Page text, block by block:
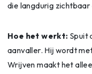
die langdurig
Hoe het werkt: Spuit
aanvaller. Hij wordt
Wrijven maakt het